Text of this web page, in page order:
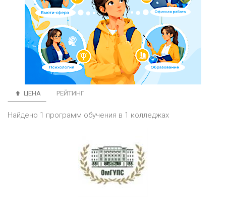
ЦЕНА РЕЙТИНГ
Найдено 1 программ обучения в 1 колледжах